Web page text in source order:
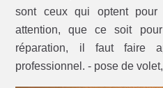
sont ceux qui optent pour
attention, que ce soit
réparation, il faut faire
professionnel. - pose de